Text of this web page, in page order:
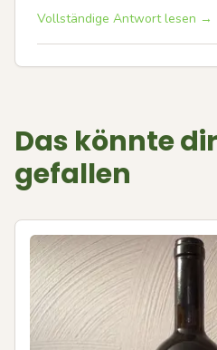
Vollständige Antwort lesen →
Das könnte
gefallen